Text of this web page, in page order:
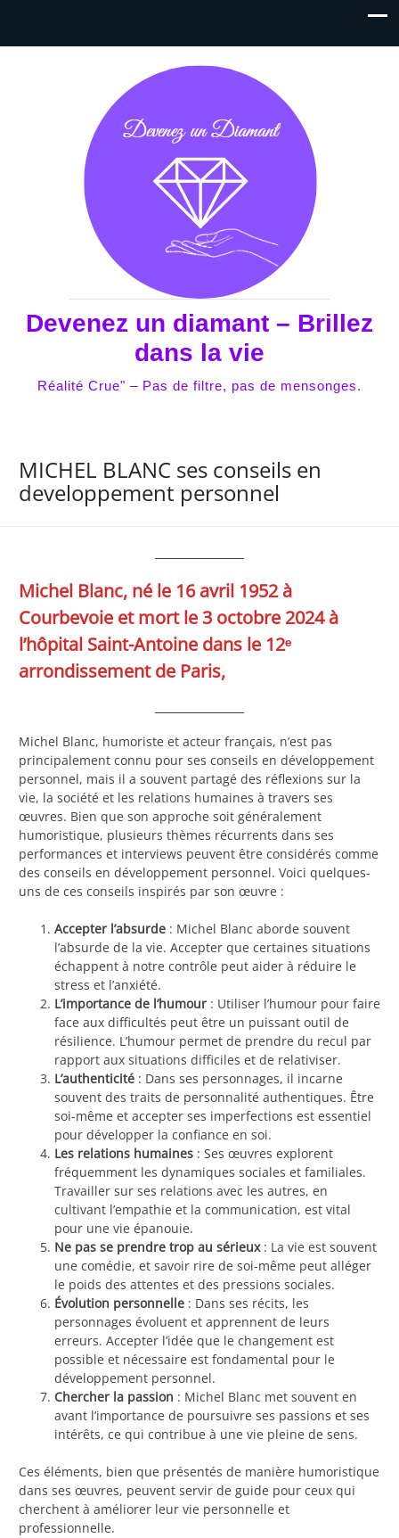
Devenez un diamant – Brillez
dans la vie
Réalité Crue" – Pas de filtre, pas de mensonges.
MICHEL BLANC ses conseils en
developpement personnel
Michel Blanc, né le 16 avril 1952 à
Courbevoie et mort le 3 octobre 2024 à
l’hôpital Saint-Antoine dans le 12ᵉ
arrondissement de Paris,
Michel Blanc, humoriste et acteur français, n’est pas
principalement connu pour ses conseils en développement
personnel, mais il a souvent partagé des réflexions sur la
vie, la société et les relations humaines à travers ses
œuvres. Bien que son approche soit généralement
humoristique, plusieurs thèmes récurrents dans ses
performances et interviews peuvent être considérés comme
des conseils en développement personnel. Voici quelques-
uns de ces conseils inspirés par son œuvre :
Accepter l’absurde : Michel Blanc aborde souvent
l’absurde de la vie. Accepter que certaines situations
échappent à notre contrôle peut aider à réduire le
stress et l’anxiété.
L’importance de l’humour : Utiliser l’humour pour faire
face aux difficultés peut être un puissant outil de
résilience. L’humour permet de prendre du recul par
rapport aux situations difficiles et de relativiser.
L’authenticité : Dans ses personnages, il incarne
souvent des traits de personnalité authentiques. Être
soi-même et accepter ses imperfections est essentiel
pour développer la confiance en soi.
Les relations humaines : Ses œuvres explorent
fréquemment les dynamiques sociales et familiales.
Travailler sur ses relations avec les autres, en
cultivant l’empathie et la communication, est vital
pour une vie épanouie.
Ne pas se prendre trop au sérieux: La vie est souvent
une comédie, et savoir rire de soi-même peut alléger
le poids des attentes et des pressions sociales.
Évolution personnelle : Dans ses récits, les
personnages évoluent et apprennent de leurs
erreurs. Accepter l’idée que le changement est
possible et nécessaire est fondamental pour le
développement personnel.
Chercher la passion : Michel Blanc met souvent en
avant l’importance de poursuivre ses passions et ses
intérêts, ce qui contribue à une vie pleine de sens.
Ces éléments, bien que présentés de manière humoristique
dans ses œuvres, peuvent servir de guide pour ceux qui
cherchent à améliorer leur vie personnelle et
professionnelle.